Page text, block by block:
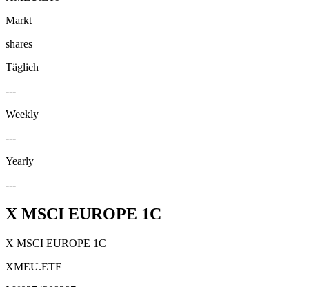
Markt
shares
Täglich
---
Weekly
---
Yearly
---
X MSCI EUROPE 1C
X MSCI EUROPE 1C
XMEU.ETF